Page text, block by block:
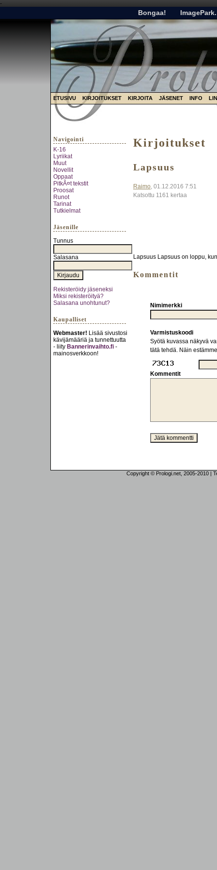
-
Bongaa!
ETUSIVU KIRJOITUKSET KIRJOITA JÄSENET INFO
Navigointi
K-16
Lyriikat
Muut
Novellit
Oppaat
PitkÃ¤t tekstit
Proosat
Runot
Tarinat
Tutkielmat
Jäsenille
Tunnus
Salasana
Rekisteröidy jäseneksi
Miksi rekisteröityä?
Salasana unohtunut?
Kaupalliset
Webmaster! Lisää sivustosi
kävijämääriä ja tunnettuutta
- liity Bannerinvaihto.fi -
mainosverkkoon!
Kirjoitukset
Lapsuus
Raimo, 01.12.2016 7:51
Katsottu 1161 kertaa
Lapsuus Lapsuus on loppu,
Kommentit
Nimimerkki
Varmistuskoodi
Syötä kuvassa näkyvä
tätä tehdä. Näin
Kommentit
Copyright © Prologi.net, 2005-2010 |